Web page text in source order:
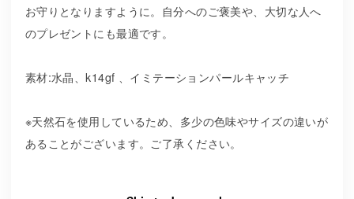
お守りとなりますように。自分へのご褒美や、大切な人へ
のプレゼントにも最適です。
素材:水晶、k14gf 、イミテーションパールキャッチ
※天然石を使用しているため、多少の色味やサイズの違いが
あることがございます。ご了承ください。